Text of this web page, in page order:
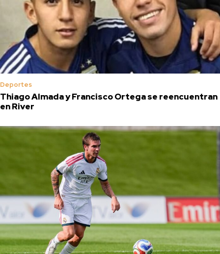
Deportes
Thiago Almada y Francisco Ortega se reencuentran
en River